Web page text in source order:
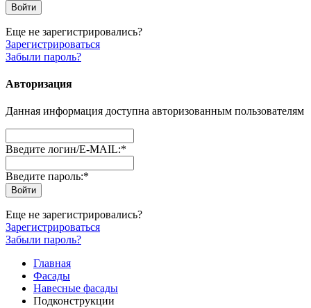
Еще не зарегистрировались?
Зарегистрироваться
Забыли пароль?
Авторизация
Данная информация доступна авторизованным пользователям
Введите логин/E-MAIL:*
Введите пароль:*
Еще не зарегистрировались?
Зарегистрироваться
Забыли пароль?
Главная
Фасады
Навесные фасады
Подконструкции